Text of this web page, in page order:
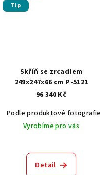
Akát vintage BT1551
Dub světlý
Tip
Skříň se zrcadlem
249x247x66 cm P-5121
96 340 Kč
Podle produktové fotografie
Vyrobíme pro vás
Detail